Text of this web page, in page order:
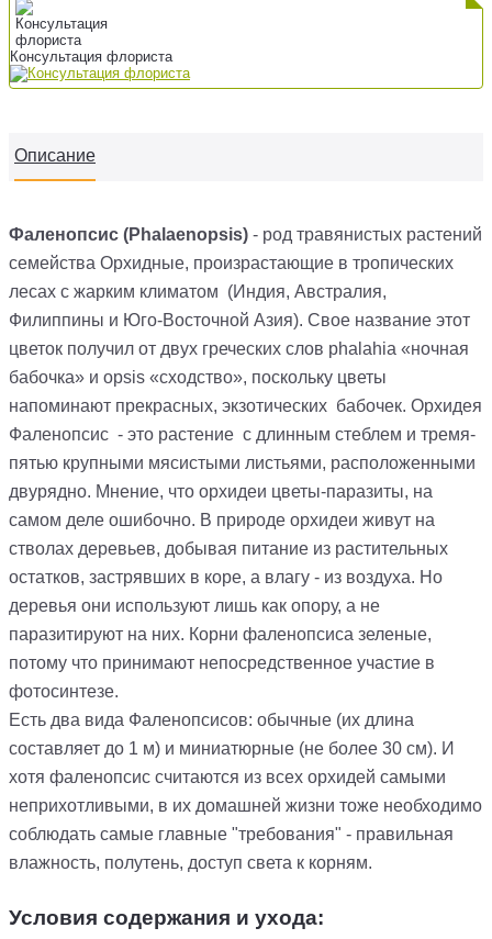
Консультация флориста
Описание
Фаленопсис (Phalaenopsis) - род травянистых растений
семейства Орхидные, произрастающие в тропических
лесах с жарким климатом (Индия, Австралия,
Филиппины и Юго-Восточной Азия). Свое название этот
цветок получил от двух греческих слов phalahia «ночная
бабочка» и opsis «сходство», поскольку цветы
напоминают прекрасных, экзотических бабочек. Орхидея
Фаленопсис - это растение с длинным стеблем и тремя-
пятью крупными мясистыми листьями, расположенными
двурядно. Мнение, что орхидеи цветы-паразиты, на
самом деле ошибочно. В природе орхидеи живут на
стволах деревьев, добывая питание из растительных
остатков, застрявших в коре, а влагу - из воздуха. Но
деревья они используют лишь как опору, а не
паразитируют на них. Корни фаленопсиса зеленые,
потому что принимают непосредственное участие в
фотосинтезе.
Есть два вида Фаленопсисов: обычные (их длина
составляет до 1 м) и миниатюрные (не более 30 см). И
хотя фаленопсис считаются из всех орхидей самыми
неприхотливыми, в их домашней жизни тоже необходимо
соблюдать самые главные "требования" - правильная
влажность, полутень, доступ света к корням.
Условия содержания и ухода: